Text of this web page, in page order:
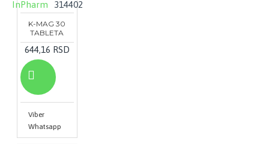
InPharm 314402
K-MAG 30
TABLETA
644,16 RSD
Viber
Whatsapp